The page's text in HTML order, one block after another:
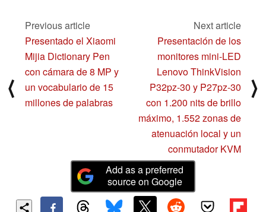
dólares11/22/2022
⟨
Previous article
Presentado el Xiaomi
Mijia Dictionary Pen
con cámara de 8 MP y
un vocabulario de 15
millones de palabras
Next article
Presentación de los
monitores mini-LED
Lenovo ThinkVision
P32pz-30 y P27pz-30
con 1.200 nits de brillo
máximo, 1.552 zonas de
atenuación local y un
conmutador KVM
⟩
Add as a preferred
source on Google